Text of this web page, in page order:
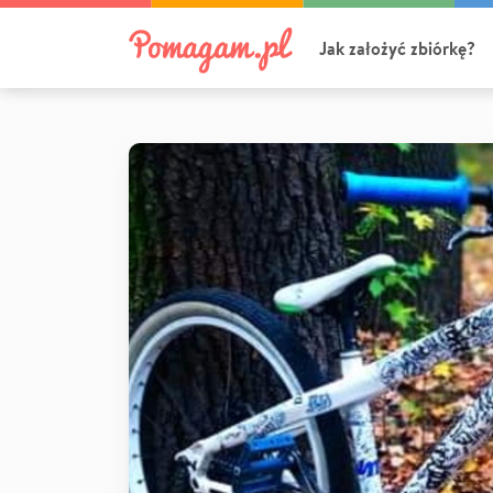
Jak założyć zbiórkę?